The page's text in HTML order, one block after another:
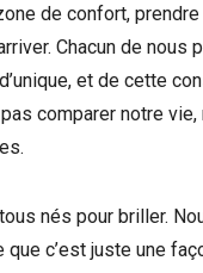
de confort,
Chacun de nous
et de cette
comparer notre
nés pour briller.
que c’est juste une